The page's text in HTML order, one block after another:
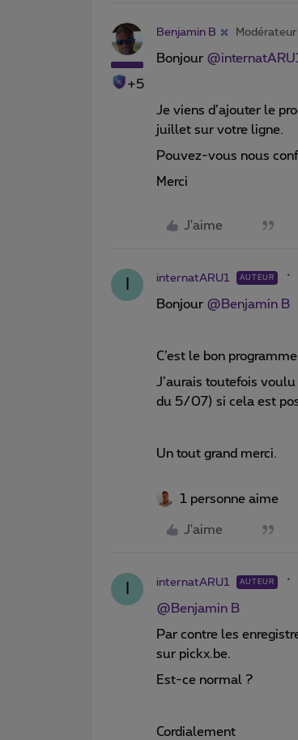
+5
Benjamin B Modérateur
Bonjour ​
Je viens d’ajouter le
juillet sur votre ligne.
Pouvez-vous nous
Merci
J'aime
internatARU1 AUTEUR
Bonjour ​ @Benjamin B
C’est le bon programme.
J’aurais toutefois
du 5/07) si cela est
Un tout grand merci.
1 personne aime
J'aime
internatARU1 AUTEUR
@Benjamin B
Par contre les
sur pickx.be.
Est-ce normal ?
Cordialement